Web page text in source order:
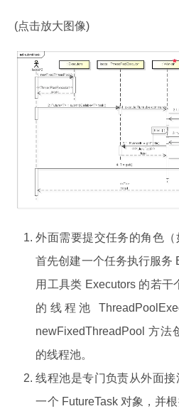
(点击放大图像)
外面需要提交任务的角色（
首先创建一个任务执行服务
用工具类 Executors 的若干
的线程池
newFixedThreadPool 方法
的线程池。
线程池是专门负责从外面
一个 FutureTask 对象，并